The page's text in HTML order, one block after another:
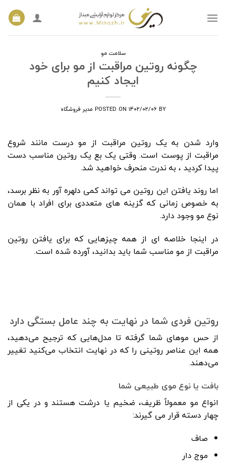
سلامت مو
چگونه روتین مراقبت از مو برای خود
ایجاد کنیم
POSTED ON ۱۴۰۲/۰۲/۰۶BY مدیر فروشگاه
وارد شدن به یک روتین مراقبت از مو درست مانند شروع
مراقبت از پوست است. وقتی یک بع یک روتین مناسب دست
پیدا کردید ، به ندرت منحرف خواهید شد.
اما روند یافتن این روتین می تواند کمی دلهره آور به نظر برسد،
به خصوص زمانی که گزینه های متعددی برای افراد با همان
نوع مو وجود دارد.
در اینجا خلاصه ای از همه چیزهایی که برای یافتن روتین
مراقبت از مو مناسب شما باید بدانید، آورده شده است.
روتین فردی شما در نهایت به چند عامل بستگی دارد
از حس موهای شما گرفته تا مدل‌هایی که ترجیح می‌دهید،
همه این عناصر روتینی را که در نهایت انتخاب می‌کنید تغییر
می‌دهند.
بافت یا نوع موی طبیعی شما
انواع مو معمولاً ظریف، ضخیم یا درشت هستند و در یکی از
چهار دسته قرار می گیرند:
صاف
موج دار